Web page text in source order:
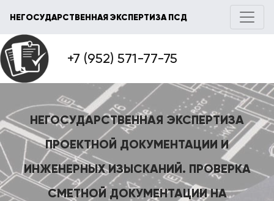
НЕГОСУДАРСТВЕННАЯ ЭКСПЕРТИЗА ПСД
+7 (952) 571-77-75
НЕГОСУДАРСТВЕННАЯ ЭКСПЕРТИЗА
ПРОЕКТНОЙ ДОКУМЕНТАЦИИ И
ИНЖЕНЕРНЫХ ИЗЫСКАНИЙ. ПРОВЕРКА
СМЕТНОЙ ДОКУМЕНТАЦИИ НА